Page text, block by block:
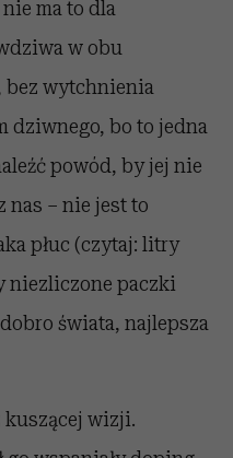
ma to dla
w obu
bez wytchnienia
dziwnego, bo to jedna
powód, by jej nie
nas – nie jest to
płuc (czytaj: litry
niezliczone paczki
świata, najlepsza
kuszącej wizji.